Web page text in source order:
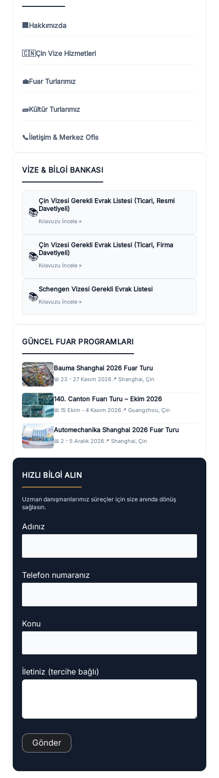
Hakkımızda
🇨🇳Çin Vize Hizmetleri
💼Fuar Turlarımız
🧱Kültür Turlarımız
📞İletişim & Merkez Ofis
VIZE & BILGI BANKASI
📚
Çin Vizesi Gerekli Evrak Listesi (Ticari, Resmi
Davetiyeli)
Kılavuzu İncele »
📚
Çin Vizesi Gerekli Evrak Listesi (Ticari, Firma
Davetiyeli)
Kılavuzu İncele »
📚
Schengen Vizesi Gerekli Evrak Listesi
Kılavuzu İncele »
GÜNCEL FUAR PROGRAMLARI
Bauma Shanghai 2026 Fuar Turu
📅 23 - 27 Kasım 2026 📍 Shanghai, Çin
140. Canton Fuarı Turu – Ekim 2026
📅 15 Ekim - 4 Kasım 2026 📍 Guangzhou, Çin
Automechanika Shanghai 2026 Fuar Turu
📅 2 - 5 Aralık 2026 📍 Shanghai, Çin
HIZLI BILGI ALIN
Uzman danışmanlarımız süreçler için size anında dönüş
sağlasın.
Adınız
Telefon numaranız
Konu
İletiniz (tercihe bağlı)